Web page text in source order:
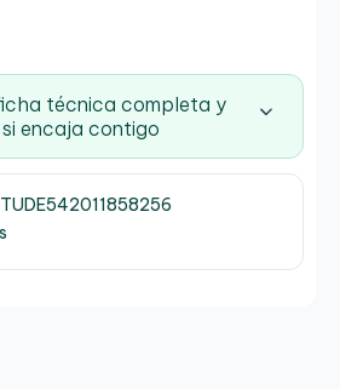
técnica completa y
encaja contigo